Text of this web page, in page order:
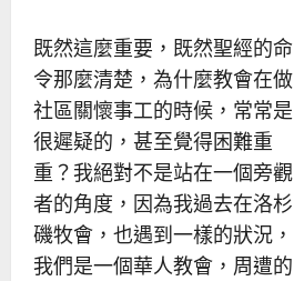
既然這麼重要，既然聖經的命
令那麼清楚，為什麼教會在做
社區關懷事工的時候，常常是
很遲疑的，甚至覺得困難重
重？我絕對不是站在一個旁觀
者的角度，因為我過去在洛杉
磯牧會，也遇到一樣的狀況，
我們是一個華人教會，周遭的